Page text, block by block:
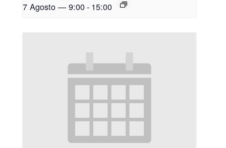
7 Agosto — 9:00- 15:00